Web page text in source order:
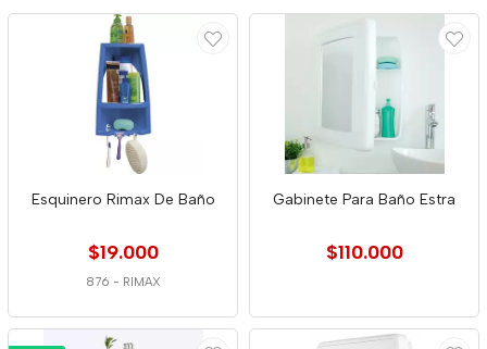
Esquinero Rimax De Baño
$19.000
876 - RIMAX
Gabinete Para Baño Estra
$110.000